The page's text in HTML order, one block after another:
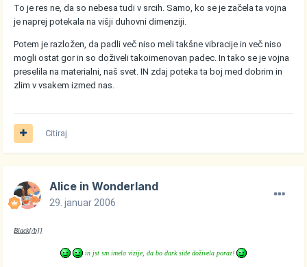
To je res ne, da so nebesa tudi v srcih. Samo, ko se je začela ta vojna
je naprej potekala na višji duhovni dimenziji.
Potem je razložen, da padli več niso meli takšne vibracije in več niso
mogli ostat gor in so doživeli takoimenovan padec. In tako se je vojna
preselila na materialni, naš svet. IN zdaj poteka ta boj med dobrim in
zlim v vsakem izmed nas.
Citiraj
Alice in Wonderland
29. januar 2006
Black[/b]]
in jst sm imela vizije, da bo dark side doživela poraz!